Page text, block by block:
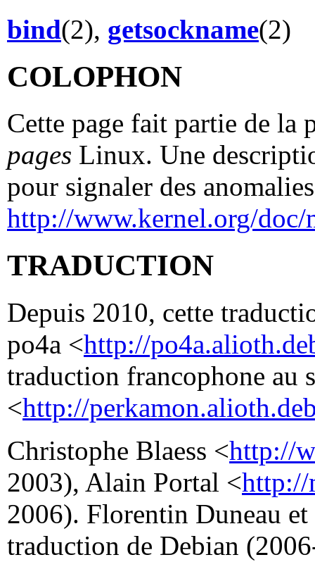
bind(2), getsockname(2)
COLOPHON
Cette page fait partie de
pages Linux. Une
pour signaler des
http://www.kernel.org/doc/
TRADUCTION
Depuis 2010, cette
po4a <http://
traduction francophone au
<http://
Christophe Blaess <http://
2003), Alain Portal <http://
2006). Florentin Duneau
traduction de Debian